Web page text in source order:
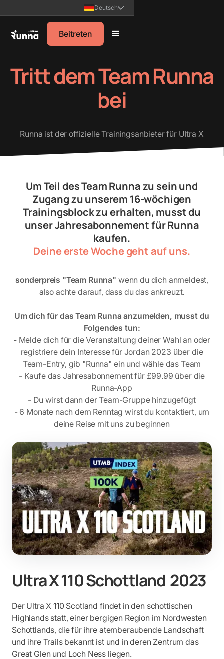
Deutsch
Beitreten
Tritt dem Team Runna
bei
Runna ist der offizielle Trainingsanbieter für Ultra X‍
Um Teil des Team Runna zu sein und
Zugang zu unserem 16-wöchigen
Trainingsblock zu erhalten, musst du
unser Jahresabonnement für Runna
kaufen.
Deine erste Woche geht auf uns.
sonderpreis "Team Runna" wenn du dich anmeldest,
also achte darauf, dass du das ankreuzt.
Um dich für das Team Runna anzumelden, musst du
Folgendes tun:
- Melde dich für die Veranstaltung deiner Wahl an oder
registriere dein Interesse für Jordan 2023 über die
Team-Entry, gib "Runna" ein und wähle das Team
- Kaufe das Jahresabonnement für £99.99 über die
Runna-App
- Du wirst dann der Team-Gruppe hinzugefügt
- 6 Monate nach dem Renntag wirst du kontaktiert, um
deine Reise mit uns zu beginnen
Ultra X 110 Schottland 2023
Der Ultra X 110 Scotland findet in den schottischen
Highlands statt, einer bergigen Region im Nordwesten
Schottlands, die für ihre atemberaubende Landschaft
und ihre Trails bekannt ist und in deren Zentrum das
Great Glen und Loch Ness liegen.